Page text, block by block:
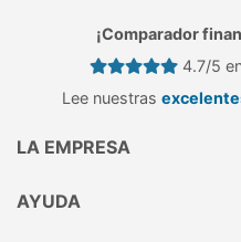
¡Comparador
4.7/5
Lee nuestras
LA EMPRESA
AYUDA